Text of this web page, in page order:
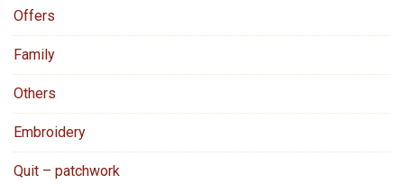
Offers
Family
Others
Embroidery
Quit – patchwork